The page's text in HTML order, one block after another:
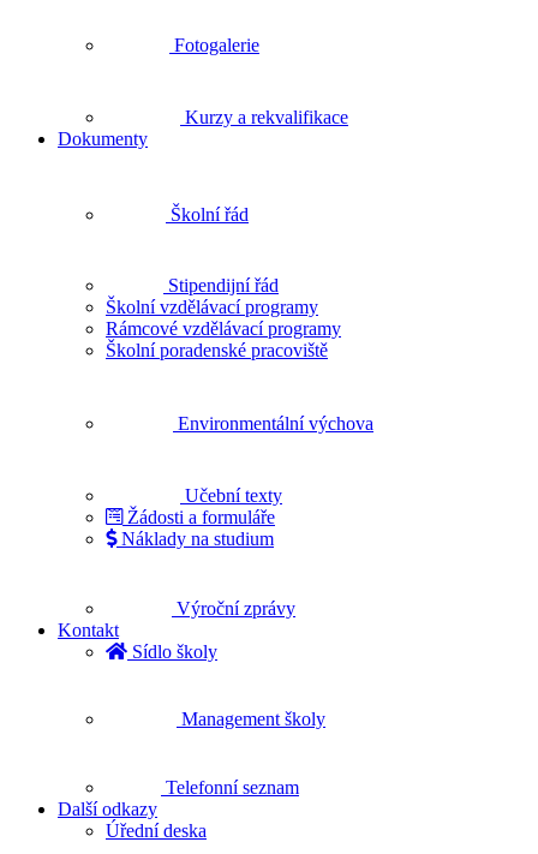
Fotogalerie
Kurzy a rekvalifikace
Dokumenty
Školní řád
Stipendijní řád
Školní vzdělávací programy
Rámcové vzdělávací programy
Školní poradenské pracoviště
Environmentální výchova
Učební texty
Žádosti a formuláře
Náklady na studium
Výroční zprávy
Kontakt
Sídlo školy
Management školy
Telefonní seznam
Další odkazy
Úřední deska